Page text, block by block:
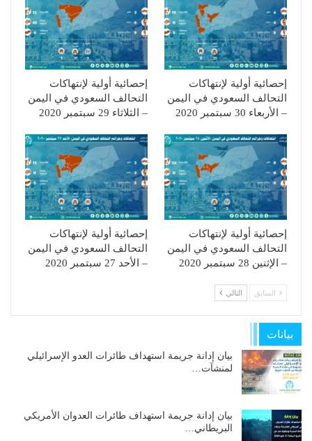
إحصائية أولية لإنتهاكات
التحالف السعودي في اليمن
– الأربعاء 30 سبتمبر 2020
إحصائية أولية لإنتهاكات
التحالف السعودي في اليمن
– الثلاثاء 29 سبتمبر 2020
إحصائية أولية لإنتهاكات
التحالف السعودي في اليمن
– الإثنين 28 سبتمبر 2020
إحصائية أولية لإنتهاكات
التحالف السعودي في اليمن
– الأحد 27 سبتمبر 2020
السابق التالي
بيانات
بيان إدانة جريمة استهداف طائرات العدو الإسرائيلي
لمنشآت…
بيان إدانة جريمة استهداف طائرات العدوان الأمريكي
البريطاني…